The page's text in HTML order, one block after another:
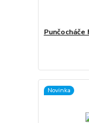
Punčocháče
Novinka